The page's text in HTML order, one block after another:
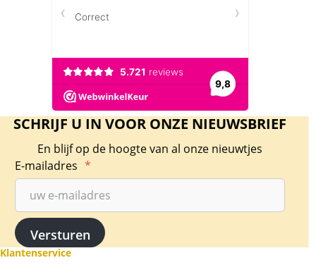
geslabte Gouden 10 gulden 1925 MS64 variant
is MS64. Bij PCGS is de munt in MS64 gegrade
samen met 31 andere in deze kwaliteit. Er zijn
62 gouden tientjes in een hogere kwaliteit bij
PCGS.
Het certificaatnummer is 47300189. Zie de link
hiernaast naar PCGS om de munt te
controleren:
https://www.pcgs.com/cert/47300189
Levering
Deze munt wordt in de plastic slab zoals die
door PCGS geleverd is.
SCHRIJF U IN VOOR ONZE NIEUWSBRIEF
En blijf op de hoogte van al onze nieuwtjes
E-mailadres *
Klantenservice